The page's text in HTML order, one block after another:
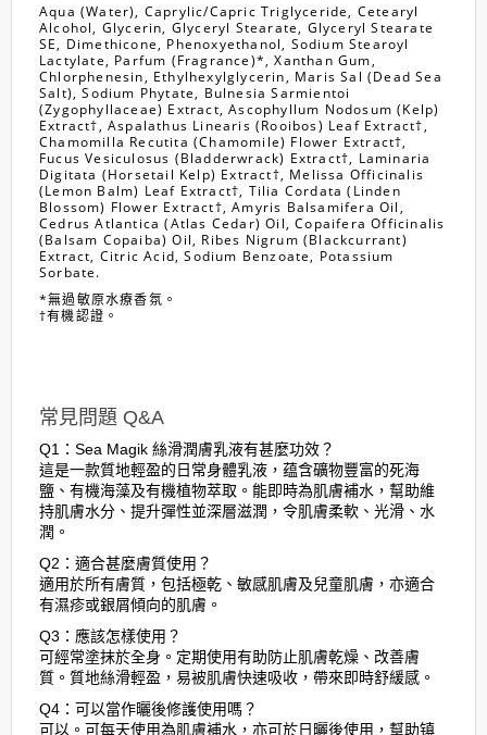
Aqua (Water), Caprylic/Capric Triglyceride, Cetearyl
Alcohol, Glycerin, Glyceryl Stearate, Glyceryl Stearate
SE, Dimethicone, Phenoxyethanol, Sodium Stearoyl
Lactylate, Parfum (Fragrance)*, Xanthan Gum,
Chlorphenesin, Ethylhexylglycerin, Maris Sal (Dead Sea
Salt), Sodium Phytate, Bulnesia Sarmientoi
(Zygophyllaceae) Extract, Ascophyllum Nodosum (Kelp)
Extract†, Aspalathus Linearis (Rooibos) Leaf Extract†,
Chamomilla Recutita (Chamomile) Flower Extract†,
Fucus Vesiculosus (Bladderwrack) Extract†, Laminaria
Digitata (Horsetail Kelp) Extract†, Melissa Officinalis
(Lemon Balm) Leaf Extract†, Tilia Cordata (Linden
Blossom) Flower Extract†, Amyris Balsamifera Oil,
Cedrus Atlantica (Atlas Cedar) Oil, Copaifera Officinalis
(Balsam Copaiba) Oil, Ribes Nigrum (Blackcurrant)
Extract, Citric Acid, Sodium Benzoate, Potassium
Sorbate.
*無過敏原水療香氛。
†有機認證。
常見問題 Q&A
Q1：Sea Magik 絲滑潤膚乳液有甚麼功效？
這是一款質地輕盈的日常身體乳液，蕴含礦物豐富的死海
鹽、有機海藻及有機植物萃取。能即時為肌膚補水，幫助維
持肌膚水分、提升彈性並深層滋潤，令肌膚柔軟、光滑、水
潤。
Q2：適合甚麼膚質使用？
適用於所有膚質，包括極乾、敏感肌膚及兒童肌膚，亦適合
有濕疹或銀屑傾向的肌膚。
Q3：應該怎樣使用？
可經常塗抹於全身。定期使用有助防止肌膚乾燥、改善膚
質。質地絲滑輕盈，易被肌膚快速吸收，帶來即時舒緩感。
Q4：可以當作曬後修護使用嗎？
可以。可每天使用為肌膚補水，亦可於日曬後使用，幫助镇